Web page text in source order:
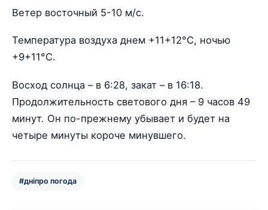
Ветер восточный 5-10 м/с.
Температура воздуха днем +11+12°С, ночью
+9+11°С.
Восход солнца – в 6:28, закат – в 16:18.
Продолжительность светового дня – 9 часов 49
минут. Он по-прежнему убывает и будет на
четыре минуты короче минувшего.
#дніпро погода